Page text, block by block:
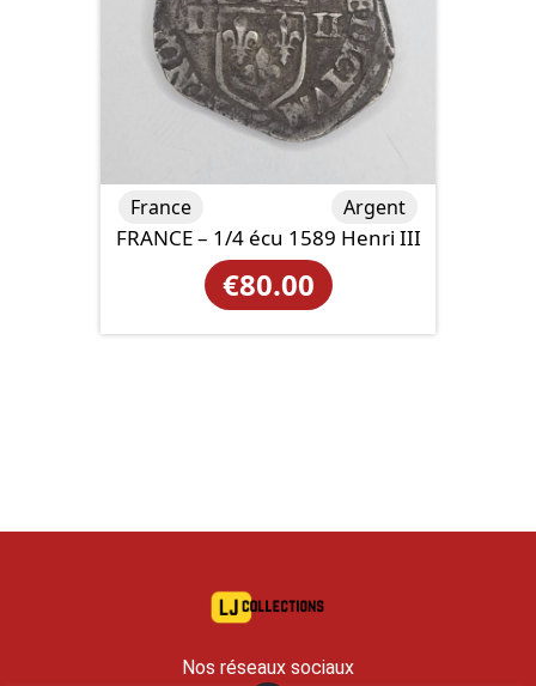
FRANCE – 1/4 écu 1589 Henri III
€80.00
France Argent
Nos réseaux sociaux